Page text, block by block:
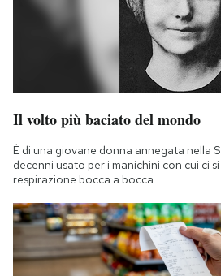
Il volto più baciato del mondo
È di una giovane donna annegata nella
decenni usato per i manichini con cui ci
respirazione bocca a bocca